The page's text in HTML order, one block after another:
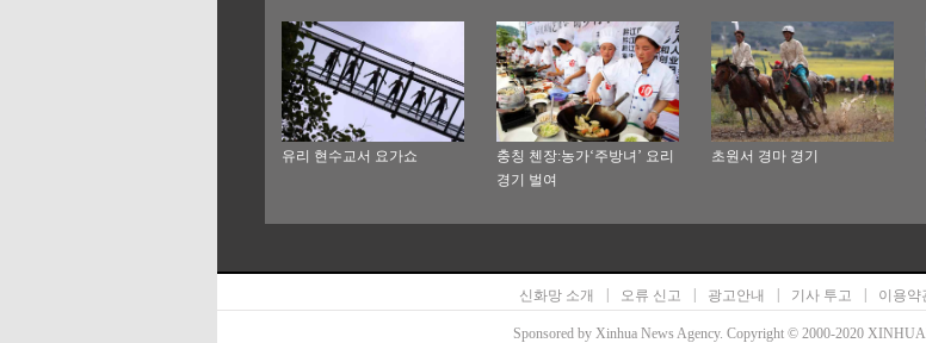
유리 현수교서 요가쇼
충칭 첸장:농가‘주방녀’ 요리
경기 벌여
초원서 경마 경기